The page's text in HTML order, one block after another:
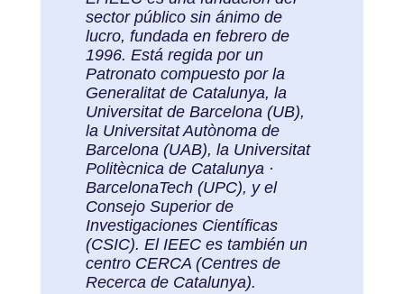
sector público sin ánimo de
lucro, fundada en febrero de
1996. Está regida por un
Patronato compuesto por la
Generalitat de Catalunya, la
Universitat de Barcelona (UB),
la Universitat Autònoma de
Barcelona (UAB), la Universitat
Politècnica de Catalunya ·
BarcelonaTech (UPC), y el
Consejo Superior de
Investigaciones Científicas
(CSIC). El IEEC es también un
centro CERCA (Centres de
Recerca de Catalunya).